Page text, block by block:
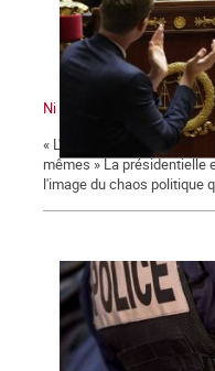
Ni le gouvernement ni
« L'émancipation des
mêmes » La présidentielle
l'image du chaos politique